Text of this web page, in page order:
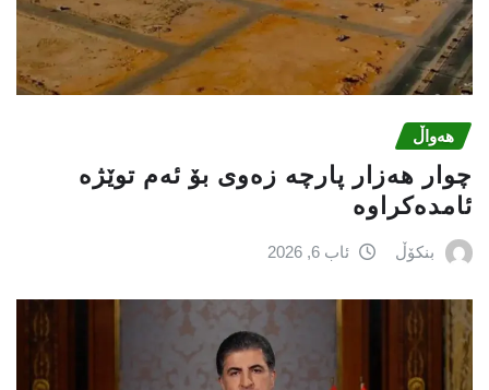
هەواڵ
چوار هەزار پارچە زەوی بۆ ئەم توێژە
ئامدەکراوە
بنکۆڵ ئاب 6, 2026